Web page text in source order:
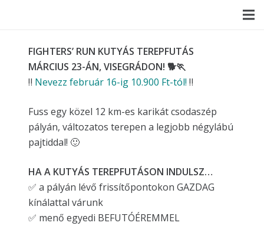
FIGHTERS’ RUN KUTYÁS TEREPFUTÁS
MÁRCIUS 23-ÁN, VISEGRÁDON! 🐕🏃
‼️ Nevezz február 16-ig 10.900 Ft-tól! ‼️
Fuss egy közel 12 km-es karikát csodaszép
pályán, változatos terepen a legjobb négylábú
pajtiddal! 🙂
HA A KUTYÁS TEREPFUTÁSON INDULSZ…
✅ a pályán lévő frissítőpontokon GAZDAG
kínálattal várunk
✅ menő egyedi BEFUTÓÉREMMEL